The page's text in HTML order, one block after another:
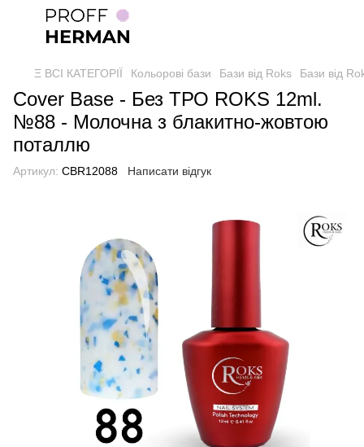
Ξ ВСІ КАТЕГОРІЇ Кольорові бази Бази від Roks Бази від
Cover Base - Без ТРО ROKS 12ml.
№88 - Молочна з блакитно-жовтою
поталлю
Артикул: CBR12088 Написати відгук